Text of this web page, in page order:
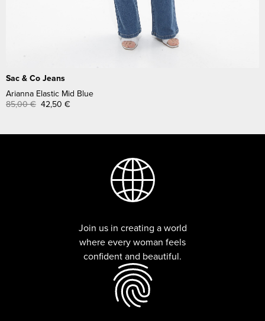
Sac & Co Jeans
Arianna Elastic Mid Blue
85,00€ 42,50 €
Join us in creating a world
where every woman feels
confident and beautiful.